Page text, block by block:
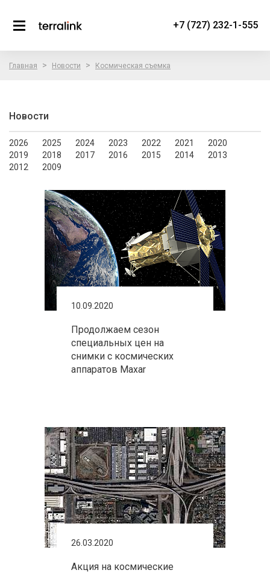
+7 (727) 232-1-555
Главная > Новости > Космическая съемка
Новости
2026 2025 2024 2023 2022 2021
2020
2019
2018 2017 2016 2015 2014
2013
2012
2009
10.09.2020
Продолжаем сезон
специальных цен на
снимки с космических
аппаратов Maxar
26.03.2020
Акция на космические